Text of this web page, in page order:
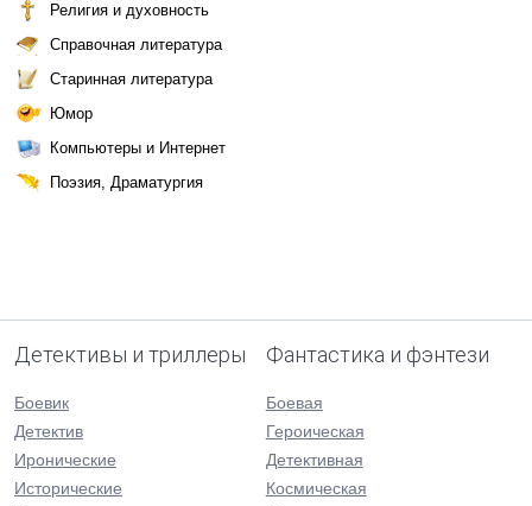
Религия и духовность
Справочная литература
Старинная литература
Юмор
Компьютеры и Интернет
Поэзия, Драматургия
Детективы и триллеры
Боевик
Детектив
Иронические
Исторические
Фантастика и фэнтези
Боевая
Героическая
Детективная
Космическая